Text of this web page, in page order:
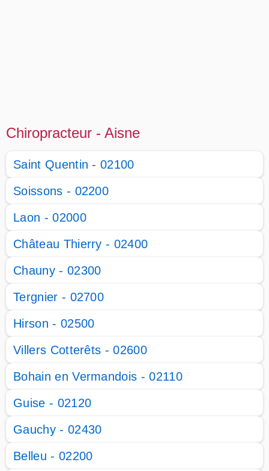
Chiropracteur - Aisne
Saint Quentin - 02100
Soissons - 02200
Laon - 02000
Château Thierry - 02400
Chauny - 02300
Tergnier - 02700
Hirson - 02500
Villers Cotterêts - 02600
Bohain en Vermandois - 02110
Guise - 02120
Gauchy - 02430
Belleu - 02200